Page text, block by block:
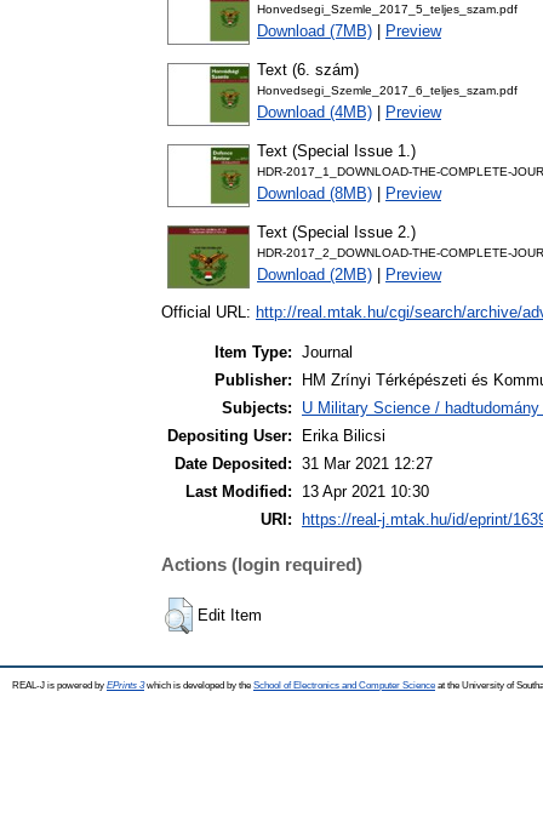
Honvedsegi_Szemle_2017_5_teljes_szam.pdf
Download (7MB) Preview
Text (6. szám)
Honvedsegi_Szemle_2017_6_teljes_szam.pdf
Download (4MB) Preview
Text (Special Issue 1.)
HDR-2017_1_DOWNLOAD-THE-COMPLETE-
Download (8MB) Preview
Text (Special Issue 2.)
HDR-2017_2_DOWNLOAD-THE-COMPLETE-
Download (2MB) Preview
Official URL: http://real.mtak.hu/cgi/search/archive/
Item Type: Journal
Publisher:
HM Zrínyi Térképészeti és
Subjects:
U Military Science /
Depositing User:
Erika Bilicsi
Date Deposited: 31 Mar 2021 12:27
Last Modified:
13 Apr 2021 10:30
URI:
https://real-j.mtak.hu/id/eprint/
Actions (login required)
Edit Item
REAL-J is powered by EPrints 3which is developed by the School of Electronics and Computer Science at the University of